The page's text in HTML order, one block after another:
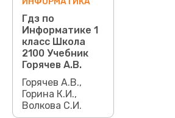
Гдз по
Информатике 1
класс Школа
2100 Учебник
Горячев А.В.
Горячев А.В.,
Горина К.И.,
Волкова С.И.